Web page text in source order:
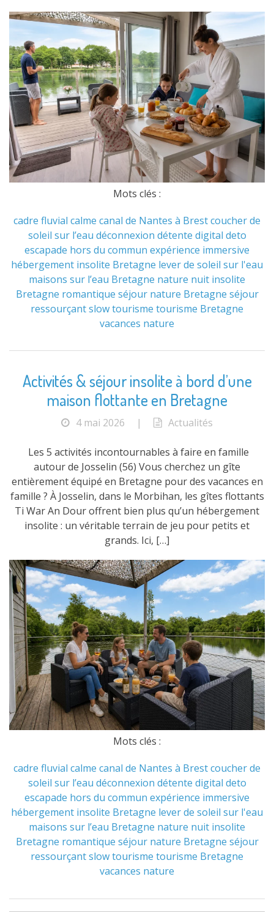
Mots clés :
cadre fluvial calme canal de Nantes à Brestcoucher de
soleil sur l’eau déconnexion détente digital deto
escapade hors du commun expérience immersive
hébergement insolite Bretagne lever de soleil sur l'eau
maisons sur l’eau Bretagne nature nuit insolite
Bretagne romantique séjour nature Bretagne séjour
ressourçantslow tourisme tourisme Bretagne
vacances nature
Activités & séjour insolite à bord d’une
maison flottante en Bretagne
4 mai 2026 | Actualités
Les 5 activités incontournables à faire en famille
autour de Josselin (56) Vous cherchez un gîte
entièrement équipé en Bretagne pour des vacances en
famille ? À Josselin, dans le Morbihan, les gîtes flottants
Ti War An Dour offrent bien plus qu’un hébergement
insolite : un véritable terrain de jeu pour petits et
grands. Ici, […]
Mots clés :
cadre fluvial calme canal de Nantes à Brestcoucher de
soleil sur l’eau déconnexion détente digital deto
escapade hors du commun expérience immersive
hébergement insolite Bretagne lever de soleil sur l'eau
maisons sur l’eau Bretagne nature nuit insolite
Bretagne romantique séjour nature Bretagne séjour
ressourçantslow tourisme tourisme Bretagne
vacances nature